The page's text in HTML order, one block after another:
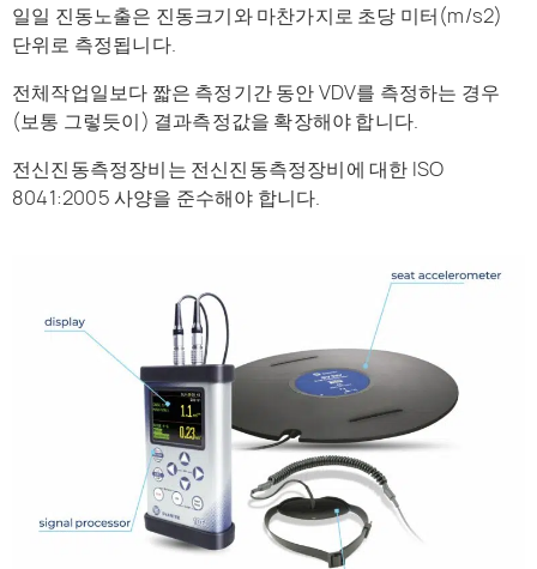
일일 진동노출은 진동크기와 마찬가지로 초당 미터(m/s2)
단위로 측정됩니다.
전체작업일보다 짧은 측정기간 동안 VDV를 측정하는 경우
(보통 그렇듯이) 결과측정값을 확장해야 합니다.
전신진동측정장비는 전신진동측정장비에 대한 ISO
8041:2005 사양을 준수해야 합니다.